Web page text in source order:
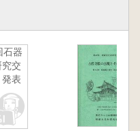
と在地土器 松﨑
ける古式土師
師器の様相 入江
石器
交
表